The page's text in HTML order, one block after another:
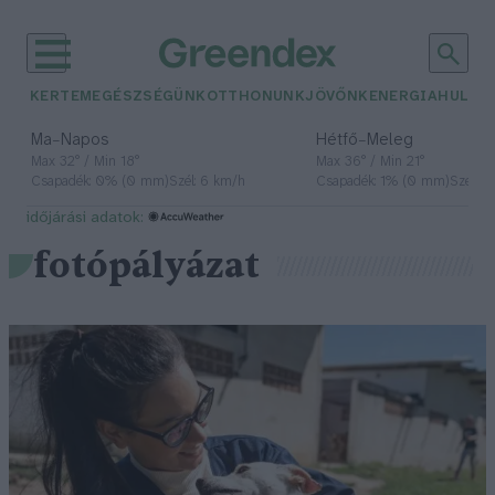
KERTEM EGÉSZSÉGÜNK OTTHONUNKJÖVŐNK ENERGIA
Ma– Napos
Max 32° / Min 18°
Csapadék: 0% (0 mm)Szél: 6 km/h
Hétfő– Meleg
Max 36° / Min 21°
Csapadék: 1% (0 mm)Szél: 7
időjárási adatok:
fotópályázat